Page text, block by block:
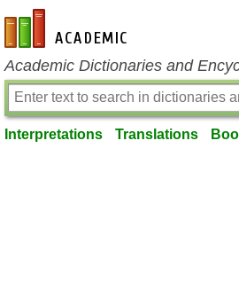
en-academic.com
Academic Dictionaries and
Interpretations Translations